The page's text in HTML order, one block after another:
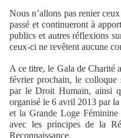
Nous n’allons pas renier
passé et continueront à
publics et autres réflexions
ceux-ci ne revêtent aucune
A ce titre, le Gala de Charité
février prochain, le colloque
par le Droit Humain, ainsi
organisé le 6 avril 2013 par
et la Grande Loge
avec les principes de la
Reconnaissance.